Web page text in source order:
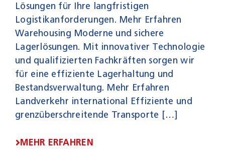
Lösungen für Ihre langfristigen
Logistikanforderungen. Mehr Erfahren
Warehousing Moderne und sichere
Lagerlösungen. Mit innovativer Technologie
und qualifizierten Fachkräften sorgen wir
für eine effiziente Lagerhaltung und
Bestandsverwaltung. Mehr Erfahren
Landverkehr international Effiziente und
grenzüberschreitende Transporte […]
MEHR ERFAHREN